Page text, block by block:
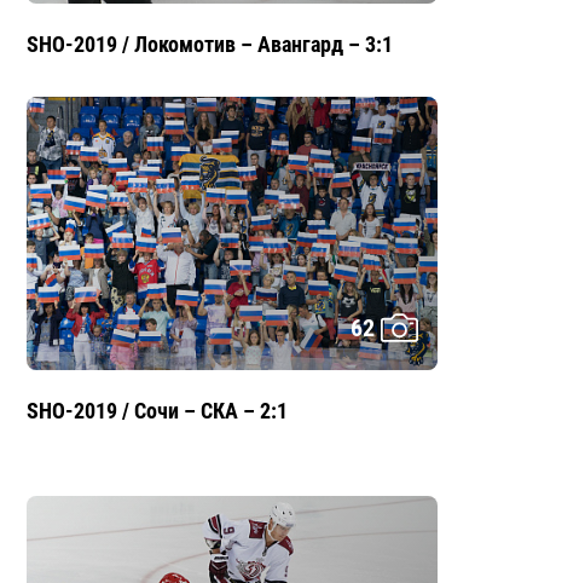
SHO-2019 / Локомотив – Авангард – 3:1
62
SHO-2019 / Сочи – СКА – 2:1